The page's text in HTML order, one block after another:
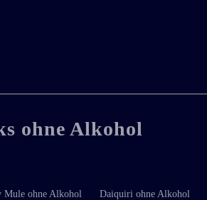
ohne Alkohol
Mule ohne Alkohol Daiquiri ohne Alkohol